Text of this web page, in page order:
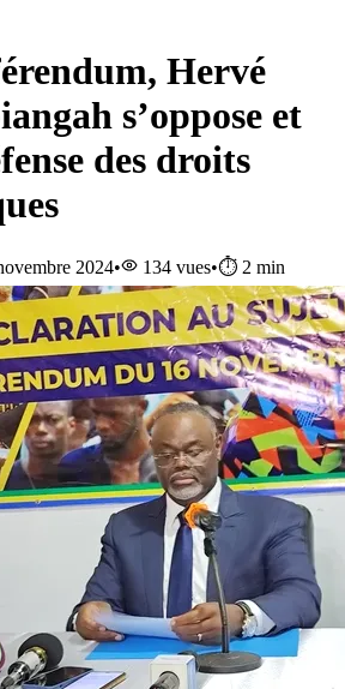
Hervé
s’oppose et
des droits
2024• 134 vues•⏱️ 2 min